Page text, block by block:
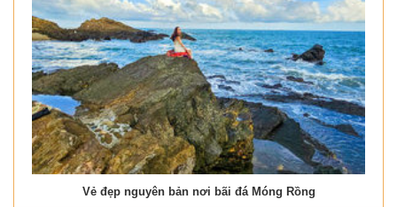
Vẻ đẹp nguyên bản nơi bãi đá Móng Rồng